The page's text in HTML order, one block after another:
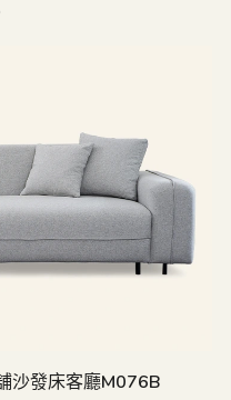
沙發床客廳M076B